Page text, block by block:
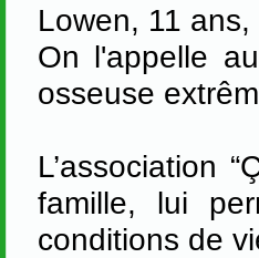
Lowen, 11
On l'appelle
osseuse
L’association
famille, lui
conditions de